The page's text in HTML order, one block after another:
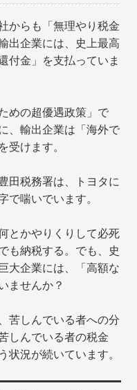
からも「無理やり税金
出企業には、史上最高
付金」を支払っていま
めの超優遇政策」で
、輸出企業は「海外で
受けます。
田税務署は、トヨタに
で喘いでいます。
とかやりくりして必死
も納税する。でも、史
大企業には、「高額な
ませんか？
苦しんでいる者への分
しんでいる者の税金
状況が続いています。